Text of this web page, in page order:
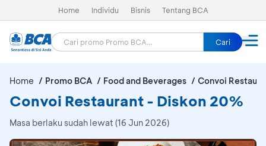
Home Individu Bisnis Tentang BCA
Cari
Home Promo BCA Food and Beverages Convoi
Convoi Restaurant - Diskon 20%
Masa berlaku sudah lewat (16 Jun 2026)